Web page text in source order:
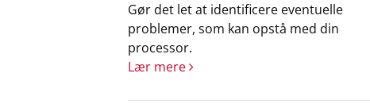
Gør det let at identificere eventuelle
problemer, som kan opstå med din
processor.
Lær mere